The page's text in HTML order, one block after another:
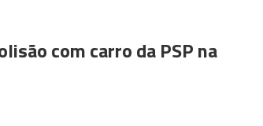
com carro da PSP na